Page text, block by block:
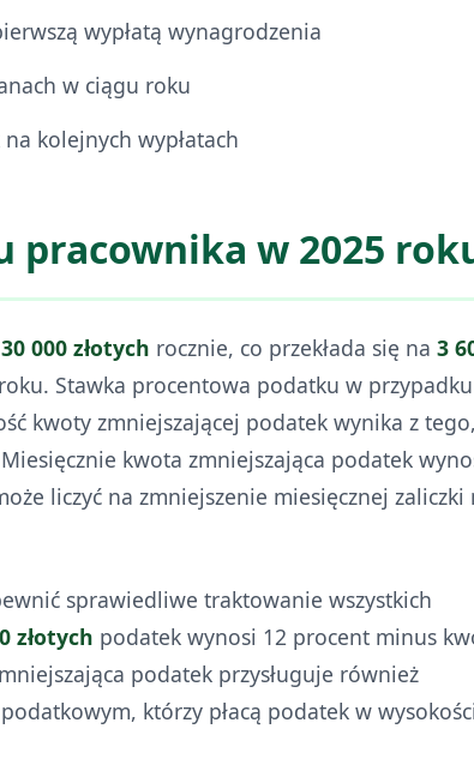
wypłatą wynagrodzenia
w ciągu roku
kolejnych wypłatach
pracownika w 2025
30 000 złotych rocznie, co przekłada się na 3
Stawka procentowa podatku w przypadku
kwoty zmniejszającej podatek wynika z
kwota zmniejszająca podatek
liczyć na zmniejszenie miesięcznej zaliczki
sprawiedliwe traktowanie wszystkich
złotych podatek wynosi 12 procent minus
podatek przysługuje również
którzy płacą podatek w